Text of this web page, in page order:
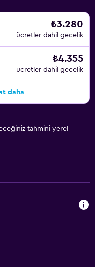
₺3.280
ücretler dahil gecelik
₺4.355
ücretler dahil gecelik
daha
tahmini yerel